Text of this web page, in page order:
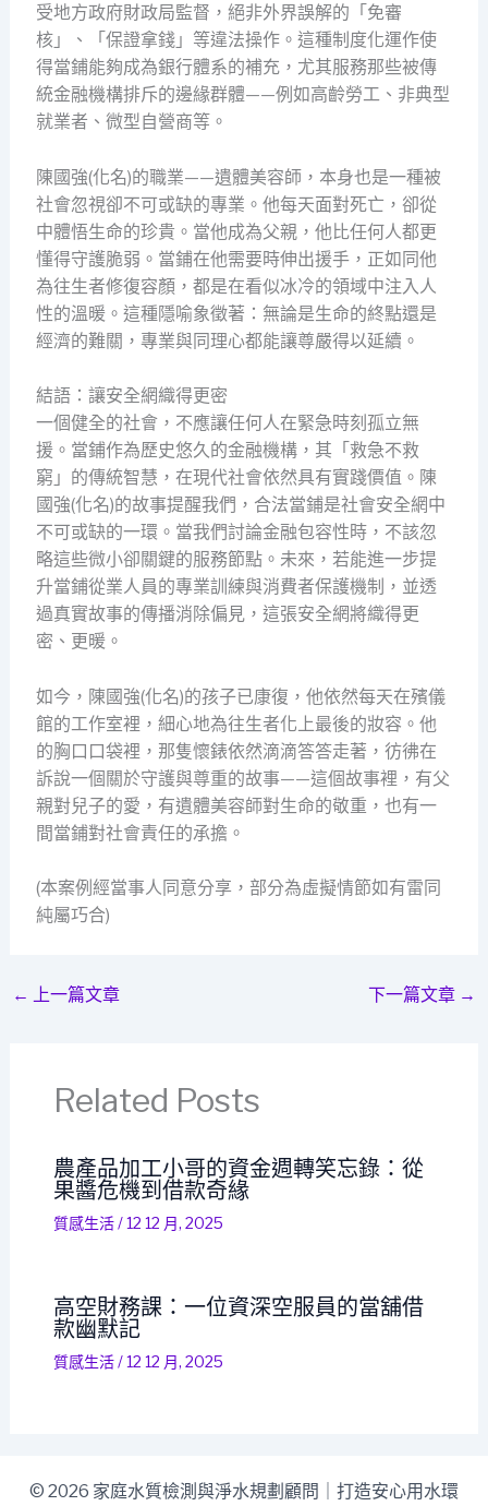
受地方政府財政局監督，絕非外界誤解的「免審
核」、「保證拿錢」等違法操作。這種制度化運作使
得當鋪能夠成為銀行體系的補充，尤其服務那些被傳
統金融機構排斥的邊緣群體——例如高齡勞工、非典型
就業者、微型自營商等。
陳國強(化名)的職業——遺體美容師，本身也是一種被
社會忽視卻不可或缺的專業。他每天面對死亡，卻從
中體悟生命的珍貴。當他成為父親，他比任何人都更
懂得守護脆弱。當鋪在他需要時伸出援手，正如同他
為往生者修復容顏，都是在看似冰冷的領域中注入人
性的溫暖。這種隱喻象徵著：無論是生命的終點還是
經濟的難關，專業與同理心都能讓尊嚴得以延續。
結語：讓安全網織得更密
一個健全的社會，不應讓任何人在緊急時刻孤立無
援。當鋪作為歷史悠久的金融機構，其「救急不救
窮」的傳統智慧，在現代社會依然具有實踐價值。陳
國強(化名)的故事提醒我們，合法當鋪是社會安全網中
不可或缺的一環。當我們討論金融包容性時，不該忽
略這些微小卻關鍵的服務節點。未來，若能進一步提
升當鋪從業人員的專業訓練與消費者保護機制，並透
過真實故事的傳播消除偏見，這張安全網將織得更
密、更暖。
如今，陳國強(化名)的孩子已康復，他依然每天在殯儀
館的工作室裡，細心地為往生者化上最後的妝容。他
的胸口口袋裡，那隻懷錶依然滴滴答答走著，彷彿在
訴說一個關於守護與尊重的故事——這個故事裡，有父
親對兒子的愛，有遺體美容師對生命的敬重，也有一
間當鋪對社會責任的承擔。
(本案例經當事人同意分享，部分為虛擬情節如有雷同
純屬巧合)
← 上一篇文章 下一篇文章 →
Related Posts
農產品加工小哥的資金週轉笑忘錄：從
果醬危機到借款奇緣
質感生活/12 12 月, 2025
高空財務課：一位資深空服員的當舖借
款幽默記
質感生活/12 12 月, 2025
© 2026 家庭水質檢測與淨水規劃顧問｜打造安心用水環